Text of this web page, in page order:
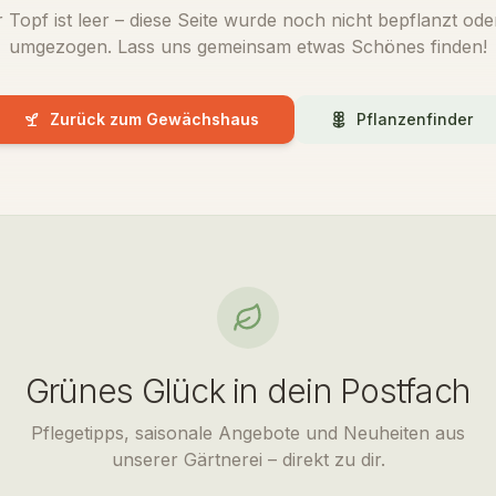
Topf ist leer – diese Seite wurde noch nicht bepflanzt
umgezogen. Lass uns gemeinsam etwas Schönes finden!
Zurück zum Gewächshaus Pflanzenfinder
Grünes Glück in dein Postfach
Pflegetipps, saisonale Angebote und Neuheiten aus
unserer Gärtnerei – direkt zu dir.